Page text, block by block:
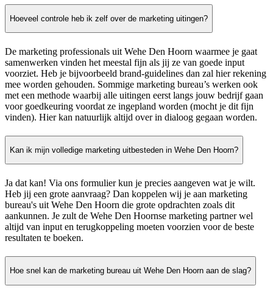
Hoeveel controle heb ik zelf over de marketing uitingen?
De marketing professionals uit Wehe Den Hoorn waarmee je gaat
samenwerken vinden het meestal fijn als jij ze van goede input
voorziet. Heb je bijvoorbeeld brand-guidelines dan zal hier rekening
mee worden gehouden. Sommige marketing bureau’s werken ook
met een methode waarbij alle uitingen eerst langs jouw bedrijf gaan
voor goedkeuring voordat ze ingepland worden (mocht je dit fijn
vinden). Hier kan natuurlijk altijd over in dialoog gegaan worden.
Kan ik mijn volledige marketing uitbesteden in Wehe Den Hoorn?
Ja dat kan! Via ons formulier kun je precies aangeven wat je wilt.
Heb jij een grote aanvraag? Dan koppelen wij je aan marketing
bureau's uit Wehe Den Hoorn die grote opdrachten zoals dit
aankunnen. Je zult de Wehe Den Hoornse marketing partner wel
altijd van input en terugkoppeling moeten voorzien voor de beste
resultaten te boeken.
Hoe snel kan de marketing bureau uit Wehe Den Hoorn aan de slag?